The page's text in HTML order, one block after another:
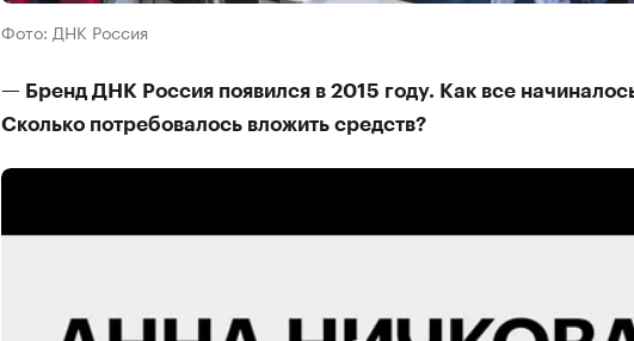
Фото: ДНК Россия
— Бренд ДНК Россия появился в 2015 году. Как все
Сколько потребовалось вложить средств?